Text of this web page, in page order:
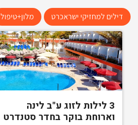
דילים למחזיקי ישראכרט מלון+טיפול
3 לילות לזוג ע"ב לינה
וארוחת בוקר בחדר סטנדרט